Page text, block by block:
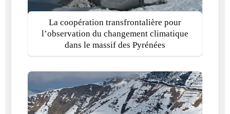
La coopération transfrontalière pour
l’observation du changement climatique
dans le massif des Pyrénées